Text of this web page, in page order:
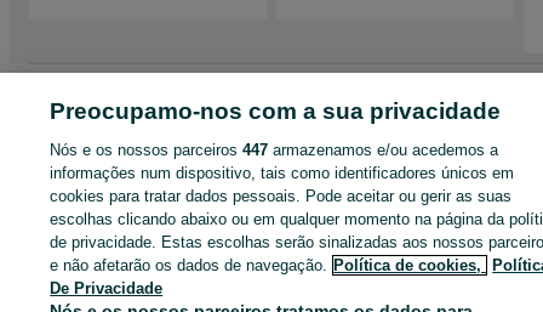
transmissão
Caixas de velocidades Caixas de velocidades - Lisboa
de velocidades - Benfica
CATEGORIA
ID:667481719
Preocupamo-nos com a sua privacidade
Nós e os nossos parceiros447 armazenamos e/ou acedemos a
informações num dispositivo, tais como identificadores únicos em
cookies para tratar dados pessoais. Pode aceitar ou gerir as suas
escolhas clicando abaixo ou em qualquer momento na página da
de privacidade. Estas escolhas serão sinalizadas aos nossos
e não afetarão os dados de navegação. Política de cookies,
De Privacidade